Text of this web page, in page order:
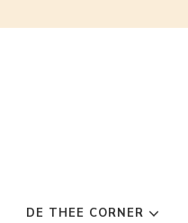
DE THEE CORNER